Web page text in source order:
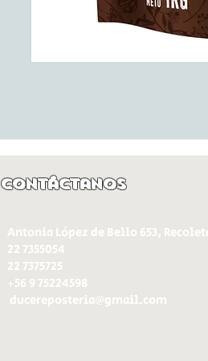
Contáctanos
Antonia López de Bello 653,
22 7355054
22 7375725
+56 9 75224598
ducereposteria@gmail.com